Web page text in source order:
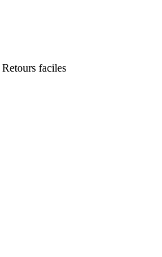
Retours faciles